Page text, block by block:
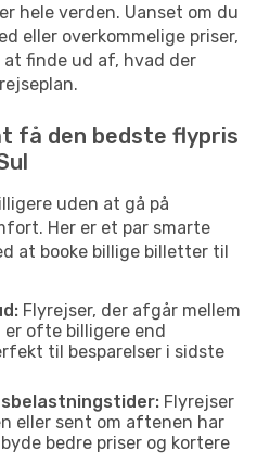
hele verden. Uanset om du
eller overkommelige priser,
finde ud af, hvad der
få den bedste flypris
uden at gå på
Her er et par smarte
at booke billige billetter til
Flyrejser, der afgår mellem
ofte billigere end
til besparelser i sidste
Flyrejser
eller sent om aftenen har
bedre priser og kortere